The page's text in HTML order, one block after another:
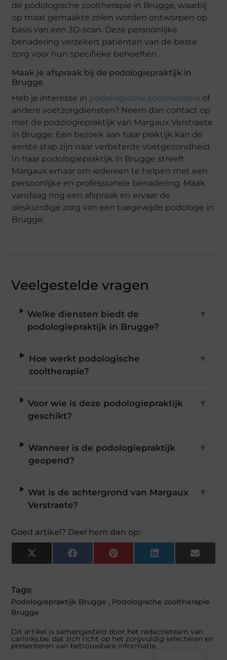
de podologische zooltherapie in Brugge, waarbij
op maat gemaakte zolen worden ontworpen op
basis van een 3D-scan. Deze persoonlijke
benadering verzekert patiënten van de beste
zorg voor hun specifieke behoeften.
Maak je afspraak bij de podologiepraktijk in
Brugge
Heb je interesse in podologische zooltherapie of
andere voetzorgdiensten? Neem dan contact op
met de podologiepraktijk van Margaux Verstraete
in Brugge. Een bezoek aan haar praktijk kan de
eerste stap zijn naar verbeterde voetgezondheid.
In haar podologiepraktijk in Brugge streeft
Margaux ernaar om iedereen te helpen met een
persoonlijke en professionele benadering. Maak
vandaag nog een afspraak en ervaar de
deskundige zorg van een toegewijde podologe in
Brugge.
Veelgestelde vragen
Welke diensten biedt de
podologiepraktijk in Brugge?
▼
Hoe werkt podologische
zooltherapie?
▼
Voor wie is deze podologiepraktijk
geschikt?
▼
Wanneer is de podologiepraktijk
geopend?
▼
Wat is de achtergrond van Margaux
Verstraete?
▼
Goed artikel? Deel hem dan op:
X
(Twitter)
FacebookPinterestLinkedInEmail
Tags:
Podologiepraktijk Brugge , Podologische zooltherapie
Brugge
Dit artikel is samengesteld door het redactieteam van
carlinks.be, dat zich richt op het zorgvuldig selecteren en
presenteren van betrouwbare informatie.